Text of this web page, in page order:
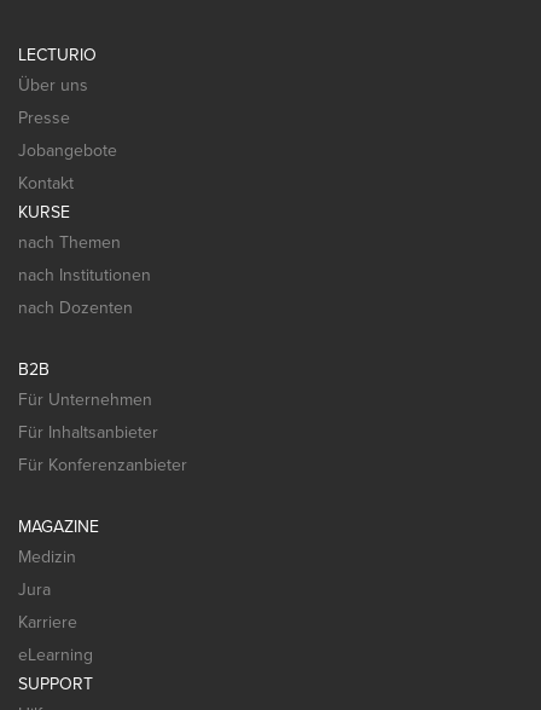
LECTURIO
Über uns
Presse
Jobangebote
Kontakt
KURSE
nach Themen
nach Institutionen
nach Dozenten
B2B
Für Unternehmen
Für Inhaltsanbieter
Für Konferenzanbieter
MAGAZINE
Medizin
Jura
Karriere
eLearning
SUPPORT